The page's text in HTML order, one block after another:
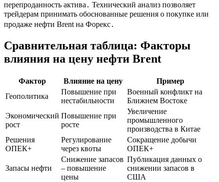
перепроданность актива․ Технический анализ позволяет
трейдерам принимать обоснованные решения о покупке или
продаже нефти Brent на Форекс․
Сравнительная таблица: Факторы
влияния на цену нефти Brent
Фактор Влияние на цену
Пример
Геополитика
Повышение при
нестабильности
Военный конфликт на
Ближнем Востоке
Экономический
рост
Повышение при
росте
Увеличение
промышленного
производства в Китае
Решения
ОПЕК+
Регулирование
через квоты
Сокращение добычи
ОПЕК+
Запасы нефти
Снижение запасов
‒ повышение
цены
Публикация данных о
снижении запасов в
США